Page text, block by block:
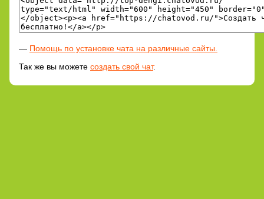
— Помощь по установке чата на различные сайты.
Так же вы можете создать свой чат.